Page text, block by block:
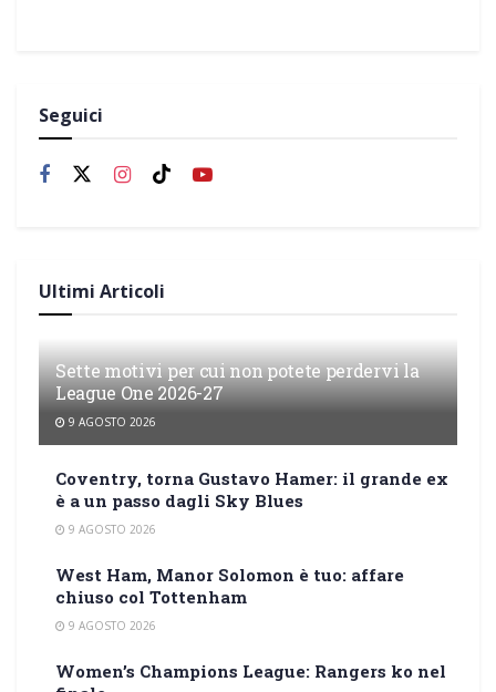
Seguici
Ultimi Articoli
Sette motivi per cui non potete perdervi la
League One 2026-27
9 AGOSTO 2026
Coventry, torna Gustavo Hamer: il grande ex
è a un passo dagli Sky Blues
9 AGOSTO 2026
West Ham, Manor Solomon è tuo: affare
chiuso col Tottenham
9 AGOSTO 2026
Women’s Champions League: Rangers ko nel